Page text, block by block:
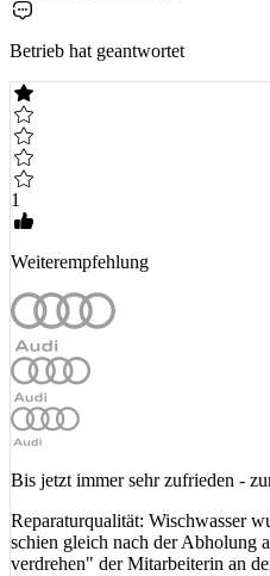
Betrieb hat geantwortet
1
Weiterempfehlung
Bis jetzt immer sehr zufrieden -
Reparaturqualität: Wischwasser
schien gleich nach der Abholung
verdrehen" der Mitarbeiterin an